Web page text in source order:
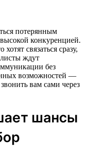
потерянным
конкуренцией.
связаться сразу,
ждут
без
возможностей —
вам сами через
шансы